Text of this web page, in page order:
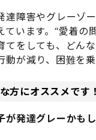
達障害やグレーゾ
ています。“愛着の
てをしても、どん
動が減り、困難を
方にオススメです！
が発達グレーかも